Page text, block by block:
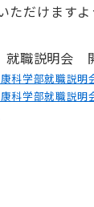
ただけます
職説明会
学部就職説明
科学部就職説明